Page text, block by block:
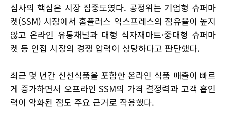
심사의 핵심은 시장 집중도였다. 공정위는 기업형 슈퍼마
켓(SSM) 시장에서 홈플러스 익스프레스의 점유율이 높지
않고 온라인 유통채널과 대형 식자재마트·중대형 슈퍼마
켓 등 인접 시장의 경쟁 압력이 상당하다고 판단했다.
최근 몇 년간 신선식품을 포함한 온라인 식품 매출이 빠르
게 증가하면서 오프라인 SSM의 가격 결정력과 고객 흡인
력이 약화된 점도 주요 근거로 작용했다.